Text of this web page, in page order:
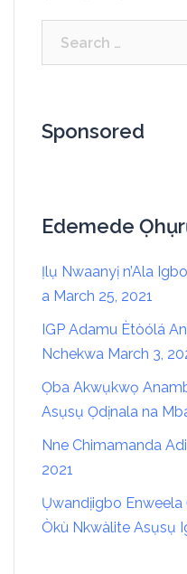
Sponsored
Edemede
Ịlụ Nwaanyị n’Ala
a March 25, 2021
IGP Adamu Ètòólá
Nchekwa March 3,
Ọba Akwụkwọ
Asụsụ Ọdịnala na
Nne Chimamanda
2021
Ụwandịigbo
Òkù Nkwàlite Asụsụ